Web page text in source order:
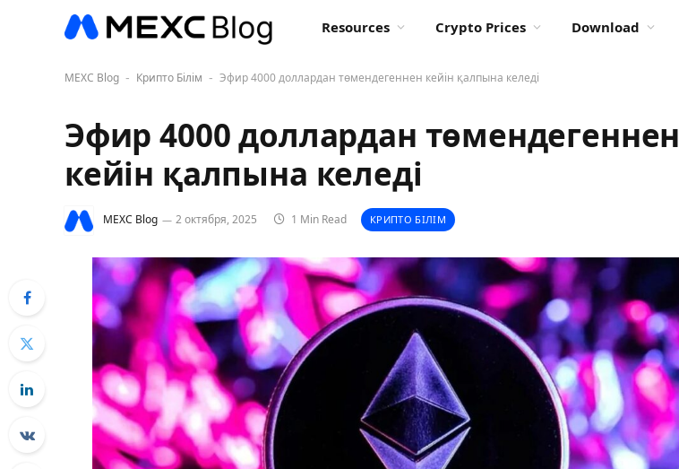
Resources Crypto Prices Download
MEXC Blog - Крипто Білім - Эфир 4000 доллардан төмендегеннен кейін қалпына келеді
Эфир 4000 доллардан төмендегеннен
кейін қалпына келеді
MEXC Blog 2 октября, 2025 1 Min Read КРИПТО БІЛІМ